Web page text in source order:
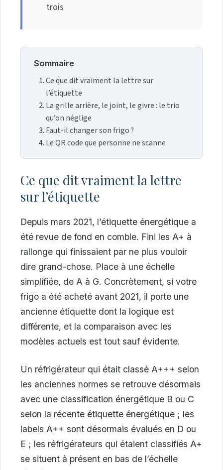
trois
Sommaire
Ce que dit vraiment la lettre sur
l’étiquette
La grille arrière, le joint, le givre : le trio
qu’on néglige
Faut-il changer son frigo ?
Le QR code que personne ne scanne
Ce que dit vraiment la lettre
sur l’étiquette
Depuis mars 2021, l’étiquette énergétique a
été revue de fond en comble. Fini les A+ à
rallonge qui finissaient par ne plus vouloir
dire grand-chose. Place à une échelle
simplifiée, de A à G. Concrètement, si votre
frigo a été acheté avant 2021, il porte une
ancienne étiquette dont la logique est
différente, et la comparaison avec les
modèles actuels est tout sauf évidente.
Un réfrigérateur qui était classé A+++ selon
les anciennes normes se retrouve désormais
avec une classification énergétique B ou C
selon la récente étiquette énergétique ; les
labels A++ sont désormais évalués en D ou
E ; les réfrigérateurs qui étaient classifiés A+
se situent à présent en bas de l’échelle